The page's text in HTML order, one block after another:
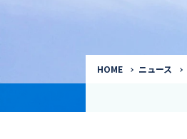
HOME ニュース